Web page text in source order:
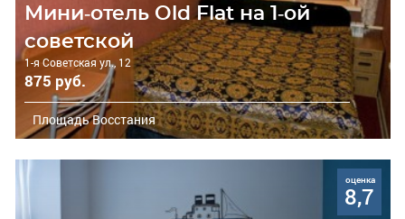
Мини-отель Old Flat на 1-ой
советской
1-я Советская ул., 12
875 руб.
Площадь Восстания
оценка
8,7